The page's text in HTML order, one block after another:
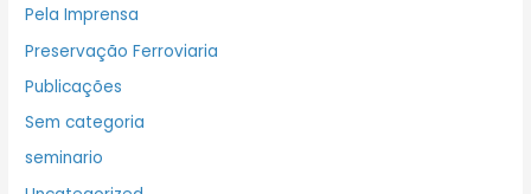
Pela Imprensa
Preservação Ferroviaria
Publicações
Sem categoria
seminario